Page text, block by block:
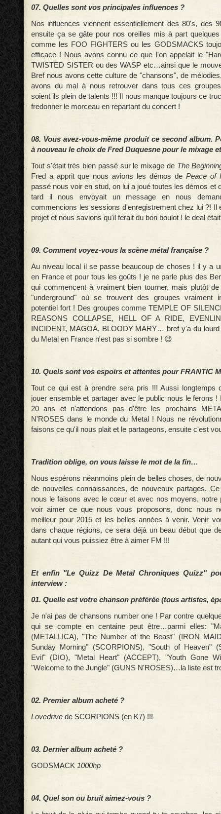
07. Quelles sont vos principales influences ?
Nos influences viennent essentiellement des 80's, des
ensuite ça se gâte pour nos oreilles mis à part
comme les FOO FIGHTERS ou les GODSMACKS
efficace ! Nous avons connu ce que l'on appelait le
TWISTED SISTER ou des WASP etc…ainsi que le
Bref nous avons cette culture de "chansons", de
avons du mal à nous retrouver dans tous ces
soient ils plein de talents !!! Il nous manque toujours ce
fredonner le morceau en repartant du concert !
08. Vous avez-vous-même produit ce second album.
à nouveau le choix de Fred Duquesne pour le mixage
Tout s'était très bien passé sur le mixage de The
Fred a apprit que nous avions les démos dePeace of
passé nous voir en stud, on lui a joué toutes les démos et
tard il nous envoyait un message en nous
commencions les sessions d'enregistrement chez lui ?! Il
projet et nous savions qu'il ferait du bon boulot ! le deal
09. Comment voyez-vous la scène métal française ?
Au niveau local il se passe beaucoup de choses ! il y a
en France et pour tous les goûts ! je ne parle plus des
qui commencent à vraiment bien tourner, mais plutôt
"underground" où se trouvent des groupes vraiment
potentiel fort ! Des groupes comme TEMPLE OF
REASONS COLLAPSE, HELL OF A RIDE,
INCIDENT, MAGOA, BLOODY MARY… bref y'a du lourd
du Metal en France n'est pas si sombre ! 😉
10. Quels sont vos espoirs et attentes pour FRANTIC
Tout ce qui est à prendre sera pris !!! Aussi longtemps
jouer ensemble et partager avec le public nous le ferons
20 ans et n'attendons pas d'être les prochains
N'ROSES dans le monde du Metal ! Nous ne
faisons ce qu'il nous plait et le partageons, ensuite c'est
Tradition oblige, on vous laisse le mot de la fin…
Nous espérons néanmoins plein de belles choses, de
de nouvelles connaissances, de nouveaux partages.
nous le faisons avec le cœur et avec nos moyens, notre
voir aimer ce que nous vous proposons, donc nous
meilleur pour 2015 et les belles années à venir. Venir
dans chaque régions, ce sera déjà un beau début que
autant qui vous puissiez être à aimer FM !!!
Et enfin "Le Quizz De Metal Chroniques Quizz"
interview :
01. Quelle est votre chanson préférée (tous artistes,
Je n'ai pas de chansons number one ! Par contre
qui se compte en centaine peut être…parmi elles:
(METALLICA), "The Number of the Beast" (IRON
Sunday Morning" (SCORPIONS), "South of Heaven"
Evil" (DIO), "Metal Heart" (ACCEPT), "Youth Gone
"Welcome to the Jungle" (GUNS N'ROSES)…la liste est
02. Premier album acheté ?
Lovedrive de SCORPIONS (en K7) !!!
03. Dernier album acheté ?
GODSMACK 1000hp
04. Quel son ou bruit aimez-vous ?